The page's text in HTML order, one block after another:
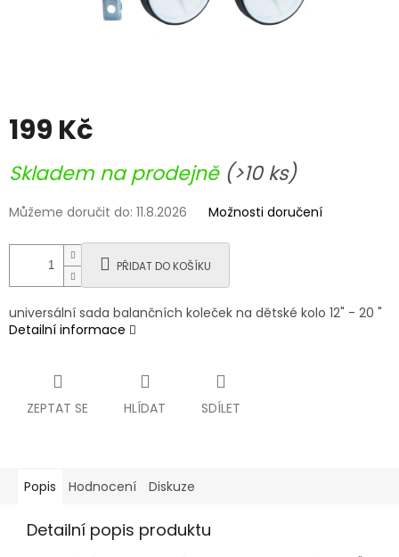
199 Kč
cena:
Skladem na prodejně (>10 ks)
Můžeme doručit do: 11.8.2026 Možnosti doručení
PŘIDAT DO KOŠÍKU
universální sada balančních koleček na dětské kolo 12" - 20 "
Detailní informace
ZEPTAT SE HLÍDAT SDÍLET
Popis Hodnocení Diskuze
Detailní popis produktu